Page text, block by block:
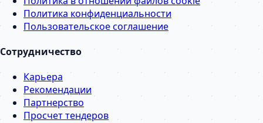
Политика конфиденциальности
Пользовательское соглашение
Сотрудничество
Карьера
Рекомендации
Партнерство
Просчет тендеров